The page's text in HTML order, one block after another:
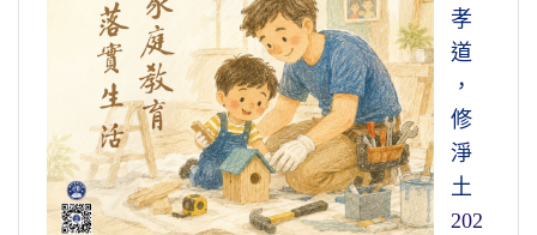
孝
道
，
修
淨
土
202